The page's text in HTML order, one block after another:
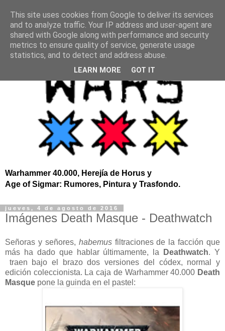
Warhammer 40.000, Herejía de Horus y
Age of Sigmar: Rumores, Pintura y Trasfondo.
jueves, 4 de agosto de 2016
Imágenes Death Masque - Deathwatch
Señoras y señores, habemusfiltraciones de la facción que
más ha dado que hablar últimamente, la
Deathwatch. Y
traen bajo el brazo dos versiones del códex, normal y
edición coleccionista. La caja de Warhammer 40.000 Death
Masque pone la guinda en el pastel:
This site uses cookies from Google to deliver its services
and to analyze traffic. Your IP address and user-agent are
shared with Google along with performance and security
metrics to ensure quality of service, generate usage
statistics, and to detect and address abuse.
LEARN MORE GOT IT